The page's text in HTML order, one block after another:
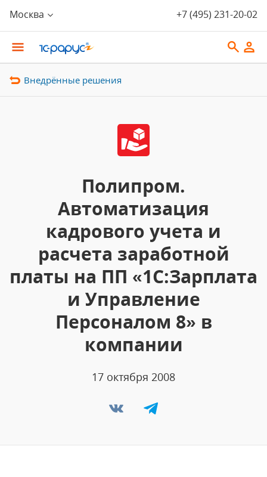
Москва +7 (495) 231-20-02
Внедрённые решения
Полипром.
Автоматизация
кадрового учета и
расчета заработной
платы на ПП «1С:Зарплата
и Управление
Персоналом 8» в
компании
17 октября 2008